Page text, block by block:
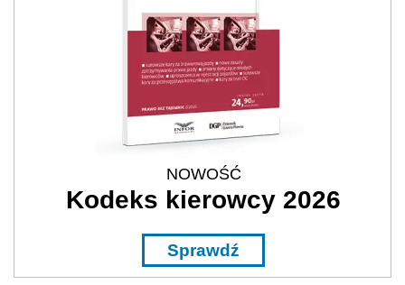
NOWOŚĆ
Kodeks kierowcy 2026
Sprawdź